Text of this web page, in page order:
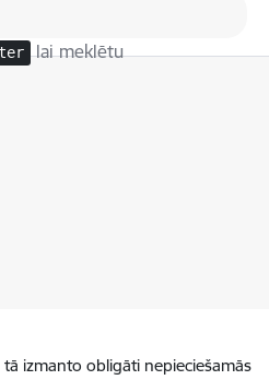
lai meklētu
izmanto obligāti nepieciešamās